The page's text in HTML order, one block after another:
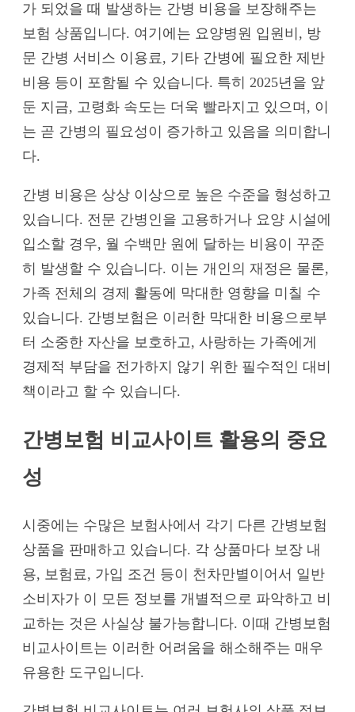
가 되었을 때 발생하는 간병 비용을 보장해주는
보험 상품입니다. 여기에는 요양병원 입원비, 방
문 간병 서비스 이용료, 기타 간병에 필요한 제반
비용 등이 포함될 수 있습니다. 특히 2025년을 앞
둔 지금, 고령화 속도는 더욱 빨라지고 있으며, 이
는 곧 간병의 필요성이 증가하고 있음을 의미합니
다.
간병 비용은 상상 이상으로 높은 수준을 형성하고
있습니다. 전문 간병인을 고용하거나 요양 시설에
입소할 경우, 월 수백만 원에 달하는 비용이 꾸준
히 발생할 수 있습니다. 이는 개인의 재정은 물론,
가족 전체의 경제 활동에 막대한 영향을 미칠 수
있습니다. 간병보험은 이러한 막대한 비용으로부
터 소중한 자산을 보호하고, 사랑하는 가족에게
경제적 부담을 전가하지 않기 위한 필수적인 대비
책이라고 할 수 있습니다.
간병보험 비교사이트 활용의 중요
성
시중에는 수많은 보험사에서 각기 다른 간병보험
상품을 판매하고 있습니다. 각 상품마다 보장 내
용, 보험료, 가입 조건 등이 천차만별이어서 일반
소비자가 이 모든 정보를 개별적으로 파악하고 비
교하는 것은 사실상 불가능합니다. 이때 간병보험
비교사이트는 이러한 어려움을 해소해주는 매우
유용한 도구입니다.